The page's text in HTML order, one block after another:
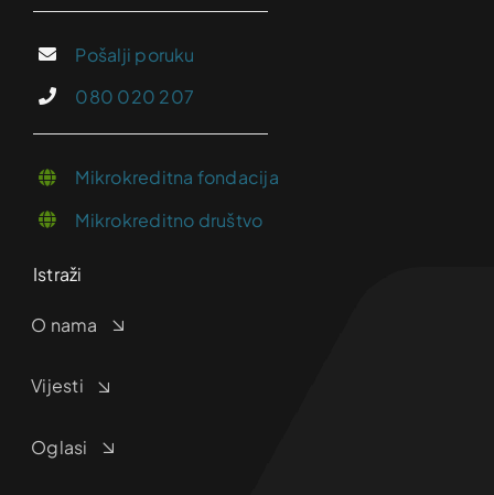
Pošalji poruku
080 020 207
Mikrokreditna fondacija
Mikrokreditno društvo
Istraži
O nama
Vijesti
Oglasi